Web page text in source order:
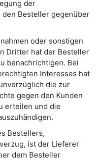
der
Besteller gegenüber
oder sonstigen
Dritter hat der Besteller
benachrichtigen. Bei
Interesses hat
die zur
gegen den Kunden
erteilen und die
Bestellers,
ist der Lieferer
dem Besteller